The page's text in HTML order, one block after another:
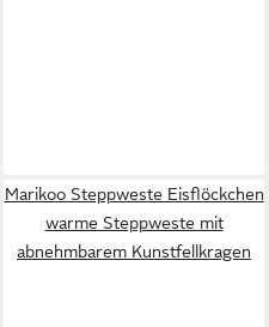
Marikoo Steppweste Eisflöckchen
warme Steppweste mit
abnehmbarem Kunstfellkragen